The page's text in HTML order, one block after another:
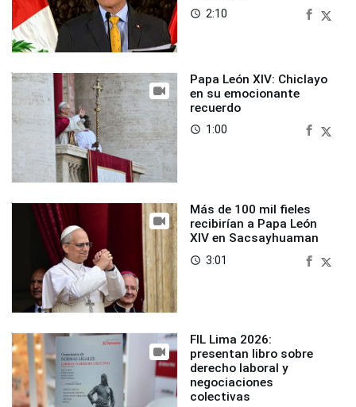
access_time 2:10
Papa León XIV: Chiclayo
en su emocionante
recuerdo
access_time 1:00
Más de 100 mil fieles
recibirían a Papa León
XIV en Sacsayhuaman
access_time 3:01
FIL Lima 2026:
presentan libro sobre
derecho laboral y
negociaciones
colectivas